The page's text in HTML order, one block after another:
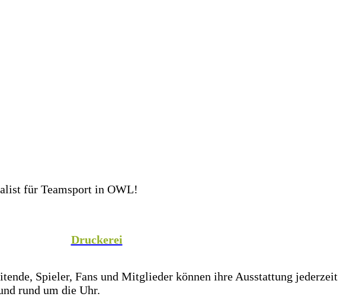
für Teamsport in OWL!
Druckerei
Spieler, Fans und Mitglieder können ihre Ausstattung jederzeit
rund um die Uhr.